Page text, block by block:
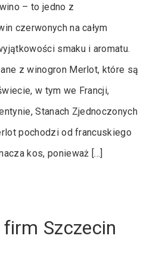
– to jedno z
czerwonych na całym
smaku i aromatu.
z winogron Merlot, które są
w tym we Francji,
Stanach Zjednoczonych
pochodzi od francuskiego
kos, ponieważ […]
Szczecin